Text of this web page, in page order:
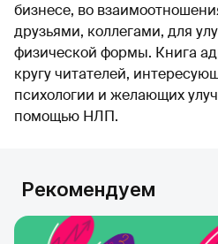
бизнесе, во
друзьями, коллегами, для
физической формы. Книга
кругу читателей,
психологии и желающих
помощью НЛП.
Рекомендуем